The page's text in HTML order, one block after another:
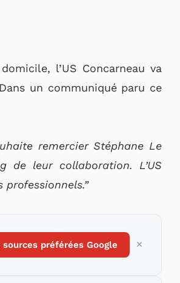
l’US Concarneau va
un communiqué paru ce
remercier Stéphane Le
de leur collaboration. L’US
préférées Google